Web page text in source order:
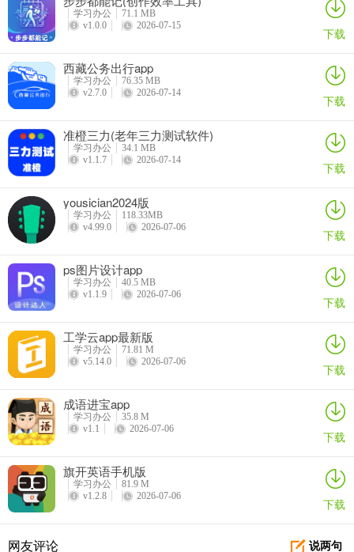
收纳不同风格主题与时代的古诗佳作，方便日常欣赏学习，配有详尽
注释与赏析。
5. 自由编辑分享：生成后的文本可自由编辑，还能一键复制保存，轻
松分享你的创作成果。
诗歌生成器在线制作
如果你想在线制作诗歌，那这款工具绝对能满足你！它是一款超棒的
诗歌生成软件，能根据你输入的关键词、主题或情感，快速生成现代
诗、古典诗、藏头诗等多种风格的原创诗歌，给你带来创作灵感。它
处理，生成的诗歌优美自然。而且诗歌类型多样，涵盖现代诗、古体
诗，还有创新的哲理诗、儿童诗等。操作简单易懂，采用人性化交互
设计，还有详细帮助文档与教程。生成的诗歌质量超高，经过精准优
学习办公
71.1 MB
v1.0.0
2026-07-15 下载
西藏公务出行app
学习办公
76.35 MB
v2.7.0
2026-07-14 下载
准橙三力(老年三力测试软件)
学习办公
34.1 MB
v1.1.7
2026-07-14 下载
yousician2024版
学习办公
118.33MB
v4.99.0
2026-07-06 下载
ps图片设计app
学习办公
40.5 MB
v1.1.9
2026-07-06 下载
工学云app最新版
学习办公
71.81 M
v5.14.0
2026-07-06 下载
成语进宝app
学习办公
35.8 M
v1.1
2026-07-06 下载
旗开英语手机版
学习办公
81.9 M
v1.2.8
2026-07-06 下载
说两句
网友评论